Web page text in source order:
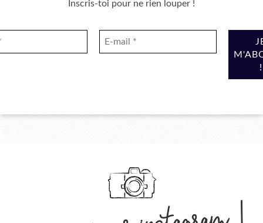
Inscris-toi pour ne rien louper !